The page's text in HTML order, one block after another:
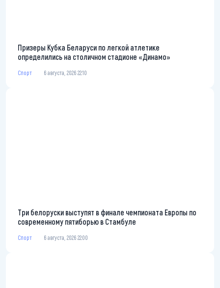
Призеры Кубка Беларуси по легкой атлетике
определились на столичном стадионе «Динамо»
Спорт 6 августа, 2026 22:10
Три белоруски выступят в финале чемпионата Европы по
современному пятиборью в Стамбуле
Спорт 6 августа, 2026 22:00